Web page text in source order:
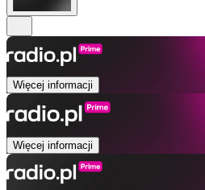
Więcej informacji
Więcej informacji